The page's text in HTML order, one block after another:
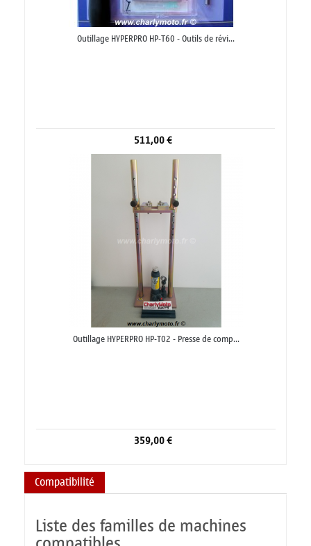
Outillage HYPERPRO HP-T60 - Outils de révi...
511,00 €
Outillage HYPERPRO HP-T02 - Presse de comp...
359,00 €
Compatibilité
Liste des familles de machines